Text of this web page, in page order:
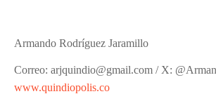
Armando Rodríguez Jaramillo
Correo: arjquindio@gmail.com / X:
www.quindiopolis.co